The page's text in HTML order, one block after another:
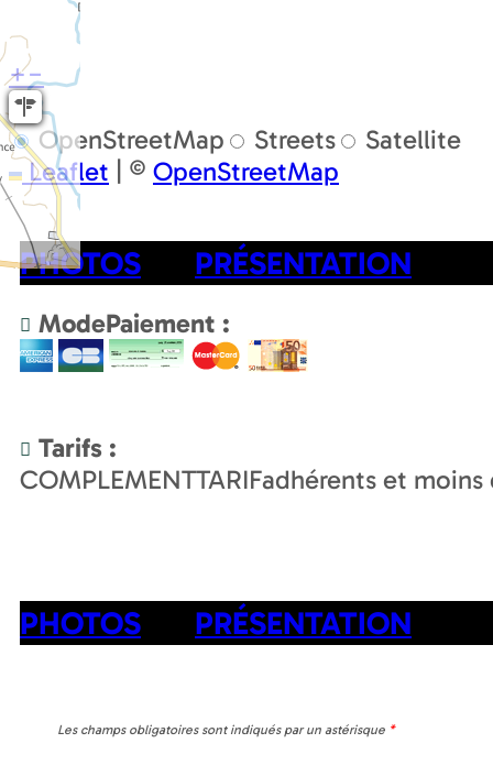
+−
OpenStreetMap Streets
Satellite
Leaflet | © OpenStreetMap
PHOTOS PRÉSENTATION
ModePaiement :
Tarifs :
COMPLEMENTTARIFadhérents et moins
PHOTOS PRÉSENTATION
Les champs obligatoires sont indiqués par un astérisque *